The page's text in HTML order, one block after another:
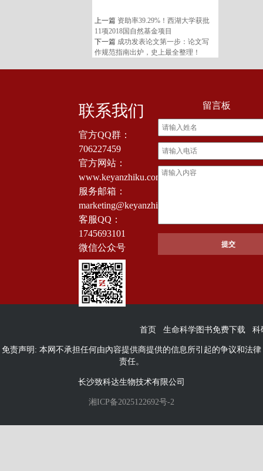
上一篇 资助率39.29%！西湖大学获批
11项2018国自然基金项目
下一篇 成功发表论文第一步：论文写
作规范指南出炉，史上最全整理！
联系我们
官方QQ群：
706227459
官方网站：
www.keyanzhiku.com
服务邮箱：
marketing@keyanzhiku.com
客服QQ：
1745693101
微信公众号
留言板
首页 生命科学图书免费下载 科
免责声明: 本网不承担任何由內容提供商提供的信息所引起的争议和法律
责任。
长沙致科达生物技术有限公司
湘ICP备2025122692号-2